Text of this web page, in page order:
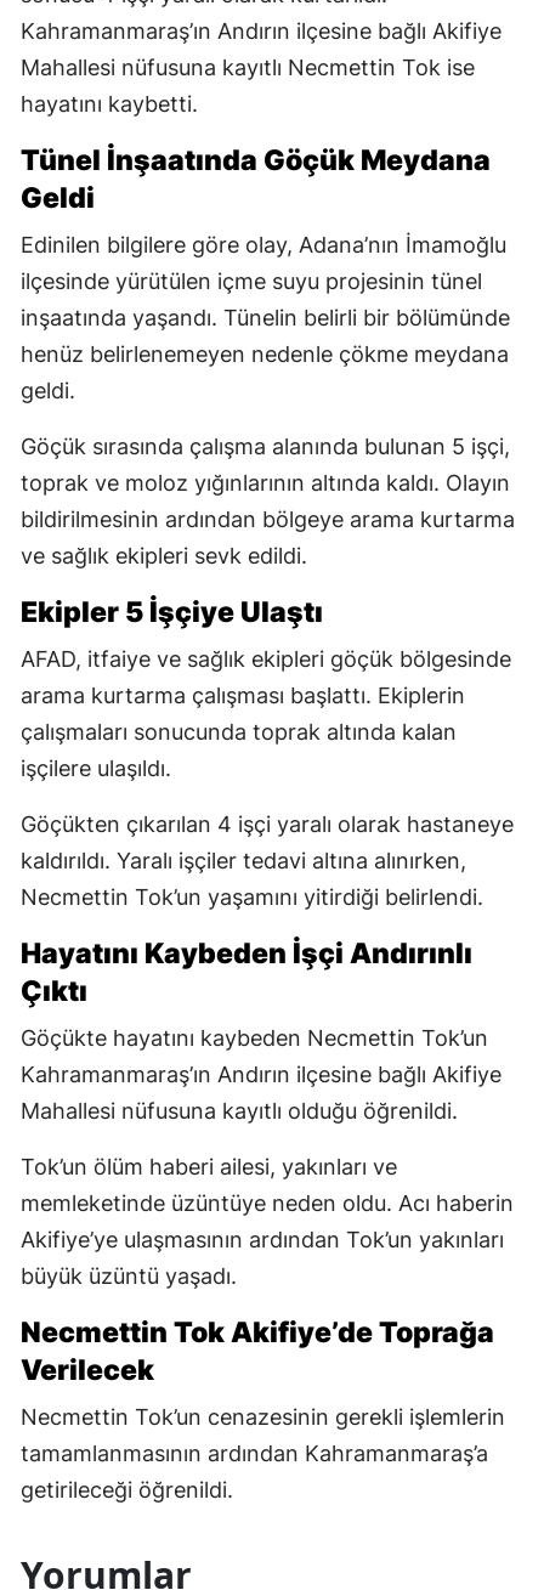
Kahramanmaraş’ın Andırın ilçesine bağlı Akifiye
Mahallesi nüfusuna kayıtlı Necmettin Tok ise
hayatını kaybetti.
Tünel İnşaatında Göçük Meydana
Geldi
Edinilen bilgilere göre olay, Adana’nın İmamoğlu
ilçesinde yürütülen içme suyu projesinin tünel
inşaatında yaşandı. Tünelin belirli bir bölümünde
henüz belirlenemeyen nedenle çökme meydana
geldi.
Göçük sırasında çalışma alanında bulunan 5 işçi,
toprak ve moloz yığınlarının altında kaldı. Olayın
bildirilmesinin ardından bölgeye arama kurtarma
ve sağlık ekipleri sevk edildi.
Ekipler 5 İşçiye Ulaştı
AFAD, itfaiye ve sağlık ekipleri göçük bölgesinde
arama kurtarma çalışması başlattı. Ekiplerin
çalışmaları sonucunda toprak altında kalan
işçilere ulaşıldı.
Göçükten çıkarılan 4 işçi yaralı olarak hastaneye
kaldırıldı. Yaralı işçiler tedavi altına alınırken,
Necmettin Tok’un yaşamını yitirdiği belirlendi.
Hayatını Kaybeden İşçi Andırınlı
Çıktı
Göçükte hayatını kaybeden Necmettin Tok’un
Kahramanmaraş’ın Andırın ilçesine bağlı Akifiye
Mahallesi nüfusuna kayıtlı olduğu öğrenildi.
Tok’un ölüm haberi ailesi, yakınları ve
memleketinde üzüntüye neden oldu. Acı haberin
Akifiye’ye ulaşmasının ardından Tok’un yakınları
büyük üzüntü yaşadı.
Necmettin Tok Akifiye’de Toprağa
Verilecek
Necmettin Tok’un cenazesinin gerekli işlemlerin
tamamlanmasının ardından Kahramanmaraş’a
getirileceği öğrenildi.
Yorumlar